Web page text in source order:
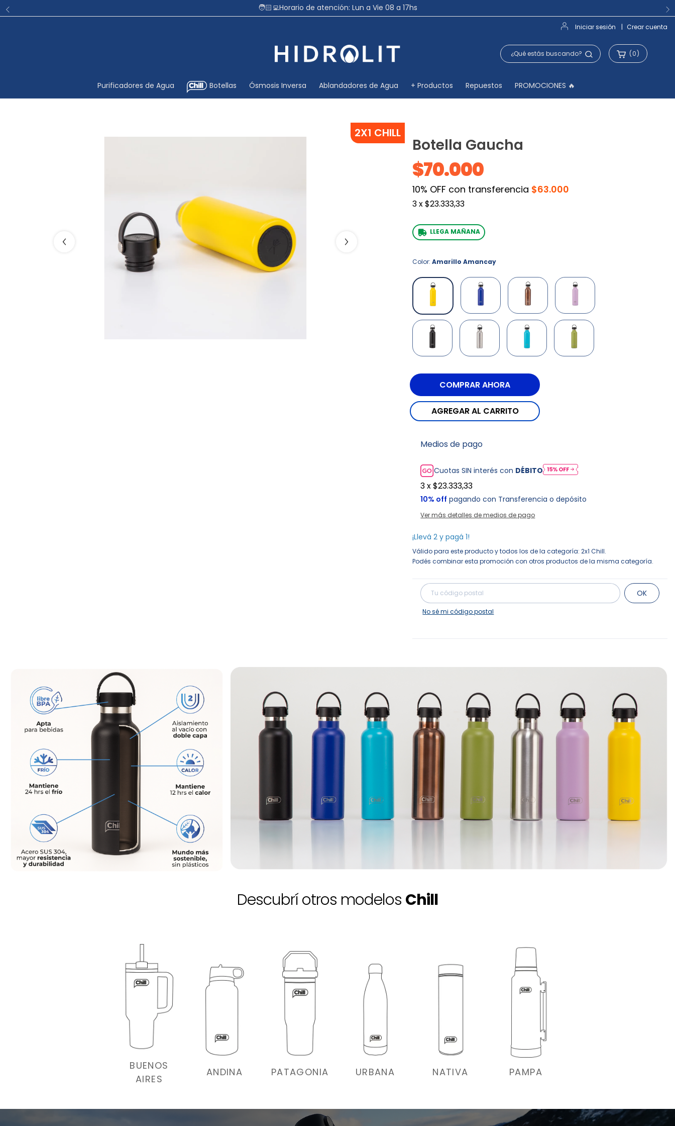
Iniciar sesión | Crear cuenta
🧑🏻‍💻Horario de atención: Lun a Vie 08 a 17hs
(0)
Purificadores de Agua Botellas Ósmosis Inversa Ablandadores de Agua + Productos Repuestos PROMOCIONES 🔥
2X1 CHILL
Botella Gaucha
$70.000
10% OFF con transferencia $63.000
3x$23.333,33
LLEGA MAÑANA
Color:Amarillo Amancay
Medios de pago
Cuotas SIN interés con DÉBITO
3x$23.333,33
10% off pagando con Transferencia o depósito
Ver más detalles de medios de pago
¡Llevá 2 y pagá 1!
Válido para este producto y todos los de la categoría: 2x1 Chill.
Podés combinar esta promoción con otros productos de la misma categoría.
Entregas para el CP: Cambiar CP
OK
No sé mi código postal
Descubrí otros modelos Chill
BUENOS
AIRES
ANDINA PATAGONIA URBANA NATIVA PAMPA